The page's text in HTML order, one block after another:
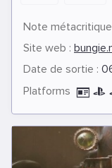
Note
Site web :
Date de sortie :
Platforms